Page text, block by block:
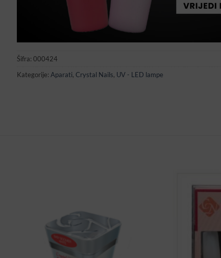
Šifra: 000424
Kategorije: Aparati, Crystal Nails, UV - LED lampe